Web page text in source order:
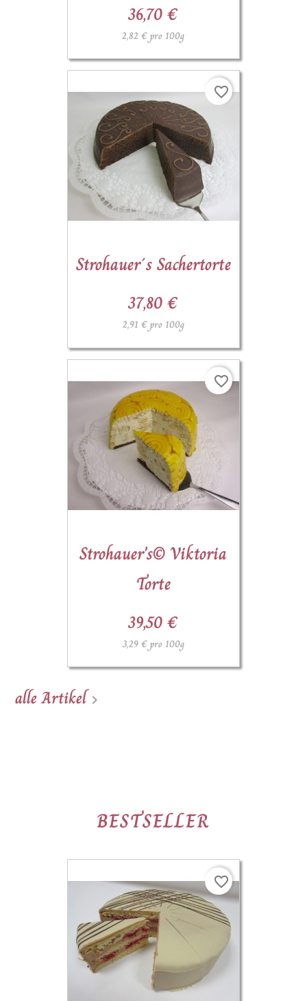
36,70 €
2,82 € pro 100g
Strohauer´s Sachertorte
37,80 €
2,91 € pro 100g
favorite_border
Strohauer's© Viktoria
Torte
39,50 €
3,29 € pro 100g
favorite_border
alle Artikel 
BESTSELLER
favorite_border